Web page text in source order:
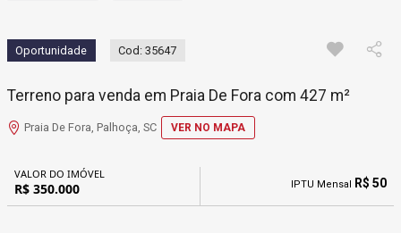
Oportunidade Cod: 35647
Terreno para venda em Praia De Fora com 427 m²
Praia De Fora, Palhoça, SC VER NO MAPA
VALOR DO IMÓVEL
R$ 350.000 IPTU Mensal R$ 50